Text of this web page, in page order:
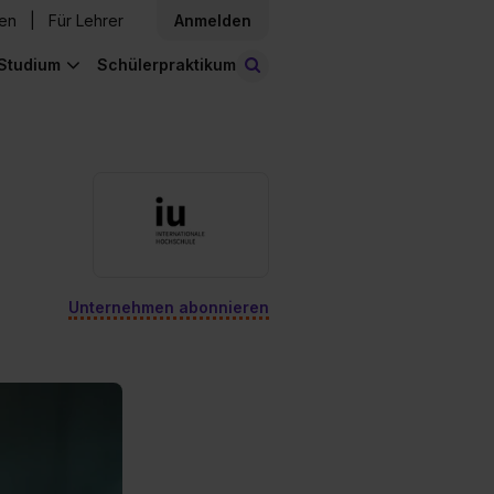
Für Lehrer Anmelden
Schülerpraktikum
Unternehmen abonnieren